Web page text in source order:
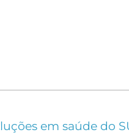
em saúde do